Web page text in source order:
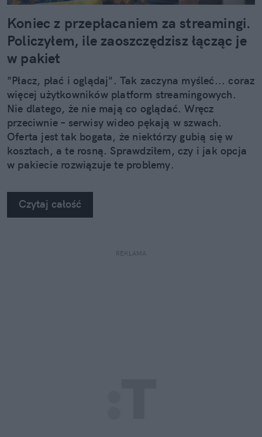
Koniec z przepłacaniem za streamingi.
Policzyłem, ile zaoszczędzisz łącząc je
w pakiet
"Płacz, płać i oglądaj". Tak zaczyna myśleć... coraz
więcej użytkowników platform streamingowych.
Nie dlatego, że nie mają co oglądać. Wręcz
przeciwnie – serwisy wideo pękają w szwach.
Oferta jest tak bogata, że niektórzy gubią się w
kosztach, a te rosną. Sprawdziłem, czy i jak opcja
w pakiecie rozwiązuje te problemy.
Czytaj całość
REKLAMA